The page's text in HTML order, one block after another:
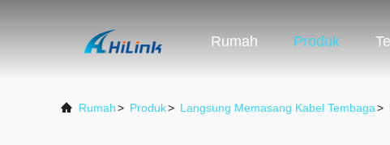
Rumah Produk
Rumah> Produk> Langsung Memasang Kabel Tembaga>